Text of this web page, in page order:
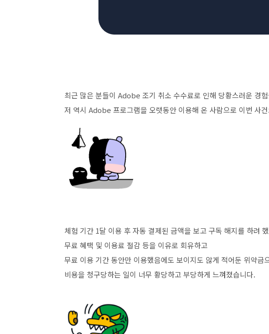
최근 많은 분들이 Adobe 조기 취소 수수료로 인해 당황스러운 경
저 역시 Adobe 프로그램을 오랫동안 이용해 온 사람으로 이번 사
체험 기간 1달 이용 후 자동 결제된 금액을 보고 구독 해지를 하려
무료 혜택 및 이용료 절감 등을 이유로 회유하고
무료 이용 기간 동안만 이용했음에도 보이지도 않게 적어둔 위약금
비용을 청구당하는 일이 너무 황당하고 부당하게 느껴졌습니다.